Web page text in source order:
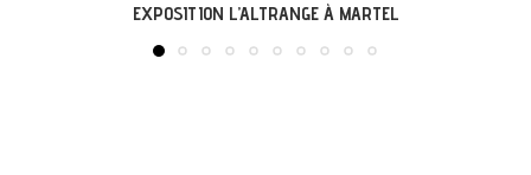
LABASTIDE-DU-VERT : EXPO « ARBONIRISME »